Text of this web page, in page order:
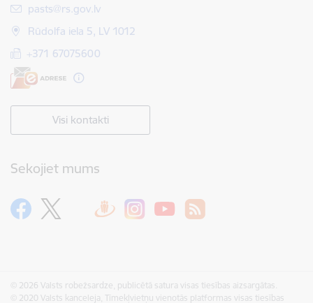
E-pasts:
pasts@rs.gov.lv
Rūdolfa iela 5, LV 1012
+371 67075600
Visi kontakti
Sekojiet mums
© 2026 Valsts robežsardze, publicētā satura visas tiesības aizsargātas.
© 2020 Valsts kanceleja, Tīmekļvietņu vienotās platformas visas tiesības